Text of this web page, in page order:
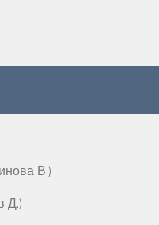
В.)
Д.)